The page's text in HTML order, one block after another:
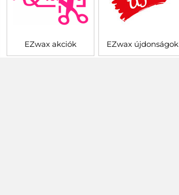
EZwax akciók EZwax újdonságok